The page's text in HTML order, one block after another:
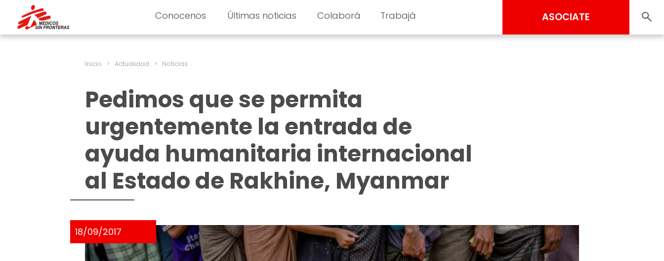
Conocenos Últimas noticias Colaborá Trabajá ASOCIATE
Inicio > Actualidad > Noticias
Pedimos que se permita
urgentemente la entrada de
ayuda humanitaria internacional
al Estado de Rakhine, Myanmar
18/09/2017